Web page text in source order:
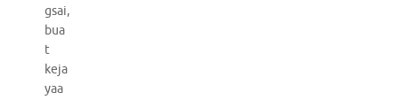
gsai,
bua
t
keja
yaa